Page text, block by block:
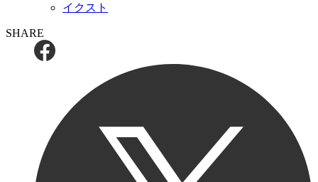
イクスト
SHARE